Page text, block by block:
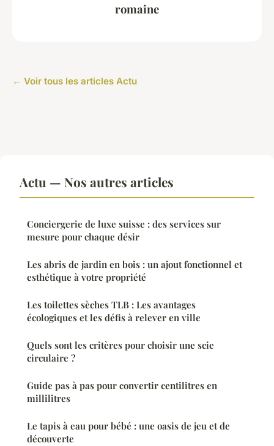
romaine
← Voir tous les articles Actu
Actu — Nos autres articles
Conciergerie de luxe suisse : des services sur
mesure pour chaque désir
Les abris de jardin en bois : un ajout fonctionnel et
esthétique à votre propriété
Les toilettes sèches TLB : Les avantages
écologiques et les défis à relever en ville
Quels sont les critères pour choisir une scie
circulaire ?
Guide pas à pas pour convertir centilitres en
millilitres
Le tapis à eau pour bébé : une oasis de jeu et de
découverte